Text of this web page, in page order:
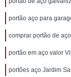
portão aço para
comprar portão de
portão em aço valor
portões aço Jardim